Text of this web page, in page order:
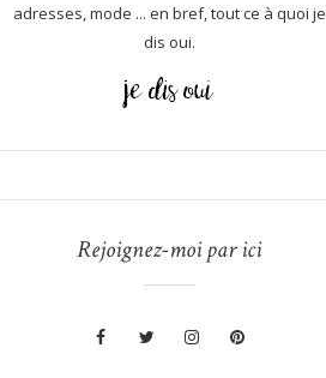
adresses, mode ... en bref, tout ce à quoi je
dis oui.
Rejoignez-moi par ici